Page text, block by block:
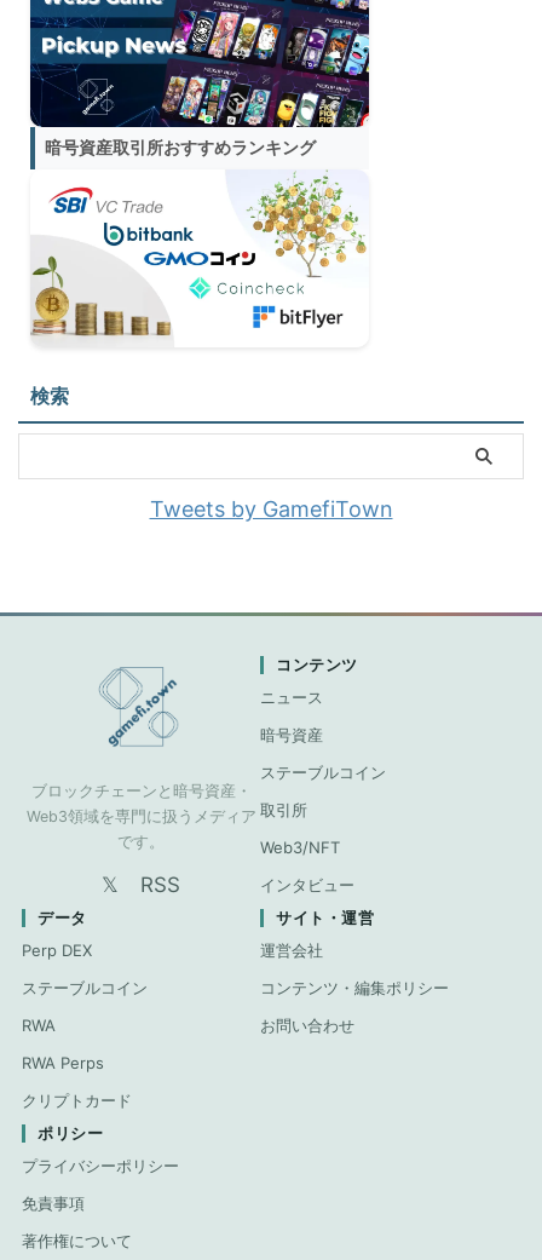
暗号資産取引所おすすめランキング
検索
Tweets by GamefiTown
ブロックチェーンと暗号資産・
Web3領域を専門に扱うメディア
です。
𝕏 RSS
コンテンツ
ニュース
暗号資産
ステーブルコイン
取引所
Web3/NFT
インタビュー
データ
Perp DEX
ステーブルコイン
RWA
RWA Perps
クリプトカード
サイト・運営
運営会社
コンテンツ・編集ポリシー
お問い合わせ
ポリシー
プライバシーポリシー
免責事項
著作権について